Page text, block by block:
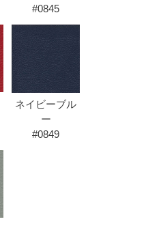
#0845
ネイビーブル
ー
#0849